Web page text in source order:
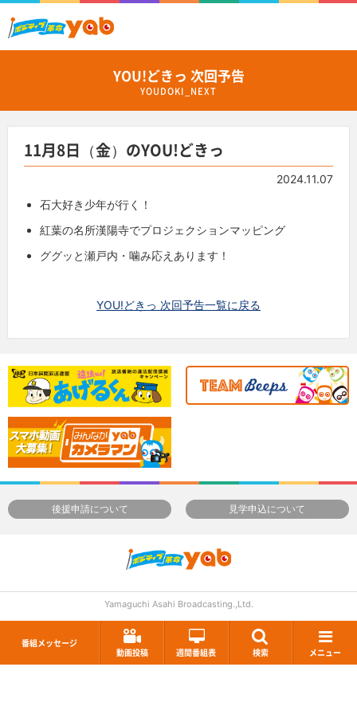
番組メッセージ
動画投稿
週間番組表 検索 メニュー
YOU!どきっ 次回予告
YOUDOKI_NEXT
11月8日（金）のYOU!どきっ
2024.11.07
石大好き少年が行く！
紅葉の名所漢陽寺でプロジェクションマッピング
ググッと瀬戸内・噛み応えあります！
YOU!どきっ 次回予告一覧に戻る
後援申請について 見学申込について
Yamaguchi Asahi Broadcasting.,Ltd.